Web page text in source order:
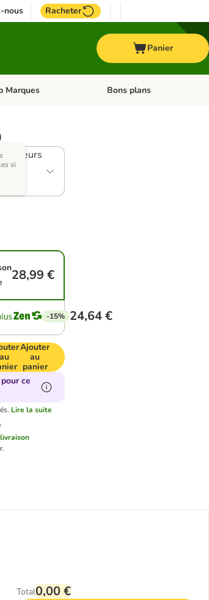
nous Racheter
Panier
les catégories: Cheval
Marques Dérouler les catégories: Top
Bons plans
&
si
28,99 €
-15% 24,64 €
au
Ajouter
au
panier
ce
Lire la suite
Total0,00 €